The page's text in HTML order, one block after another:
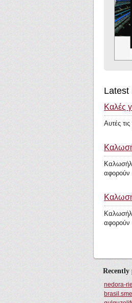
Latest
Καλές
Αυτές
αφορούν
αφορούν
Recently
nedora-